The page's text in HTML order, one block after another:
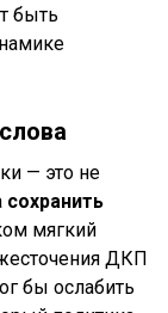
быть
— это не
сохранить
мягкий
ДКП
бы ослабить